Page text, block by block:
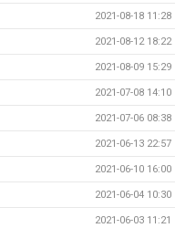
2021-08-18 11:28
2021-08-12 18:22
2021-08-09 15:29
2021-07-08 14:10
2021-07-06 08:38
2021-06-13 22:57
2021-06-10 16:00
2021-06-04 10:30
2021-06-03 11:21